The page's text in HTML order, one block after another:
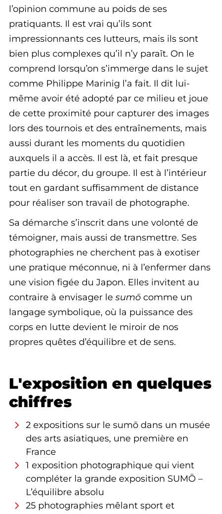
l’opinion commune au poids de ses
pratiquants. Il est vrai qu’ils sont
impressionnants ces lutteurs, mais ils sont
bien plus complexes qu’il n’y paraît. On le
comprend lorsqu’on s’immerge dans le sujet
comme Philippe Marinig l’a fait. Il dit lui-
même avoir été adopté par ce milieu et joue
de cette proximité pour capturer des images
lors des tournois et des entraînements, mais
aussi durant les moments du quotidien
auxquels il a accès. Il est là, et fait presque
partie du décor, du groupe. Il est à l’intérieur
tout en gardant suffisamment de distance
pour réaliser son travail de photographe.
Sa démarche s’inscrit dans une volonté de
témoigner, mais aussi de transmettre. Ses
photographies ne cherchent pas à exotiser
une pratique méconnue, ni à l’enfermer dans
une vision figée du Japon. Elles invitent au
contraire à envisager le sumō comme un
langage symbolique, où la puissance des
corps en lutte devient le miroir de nos
propres quêtes d’équilibre et de sens.
L'exposition en quelques
chiffres
2 expositions sur le sumō dans un musée
des arts asiatiques, une première en
France
1 exposition photographique qui vient
compléter la grande exposition SUMŌ –
L’équilibre absolu
25 photographies mêlant sport et